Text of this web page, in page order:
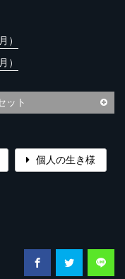
）
）
ット
個人の生き様